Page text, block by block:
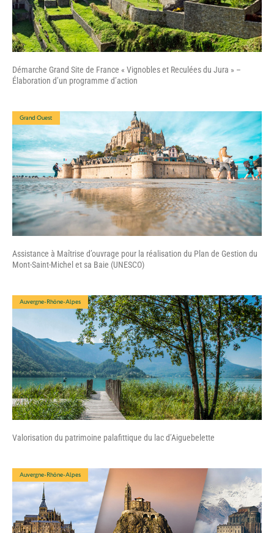
Démarche Grand Site de France « Vignobles et Reculées du Jura » –
Élaboration d’un programme d’action
Grand Ouest
Assistance à Maîtrise d’ouvrage pour la réalisation du Plan de Gestion du
Mont-Saint-Michel et sa Baie (UNESCO)
Auvergne-Rhône-Alpes
Valorisation du patrimoine palafittique du lac d’Aiguebelette
Auvergne-Rhône-Alpes